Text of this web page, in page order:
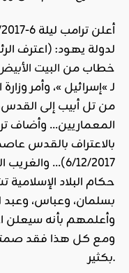
أعلن ترامب ليلة 6-7/12/2017، الاعتراف بأن
لدولة يهود: (اعترف
خطاب من البيت
لـ »إسرائيل »، وأمر
من تل أبيب إلى
المعماريين… وأضاف
بالاعتراف بالقدس
6/12/2017)…
حكام البلاد
بسلمان، وعباس،
وأعلمهم بأنه سيعلن
ومع كل هذا فقد
بكثير.